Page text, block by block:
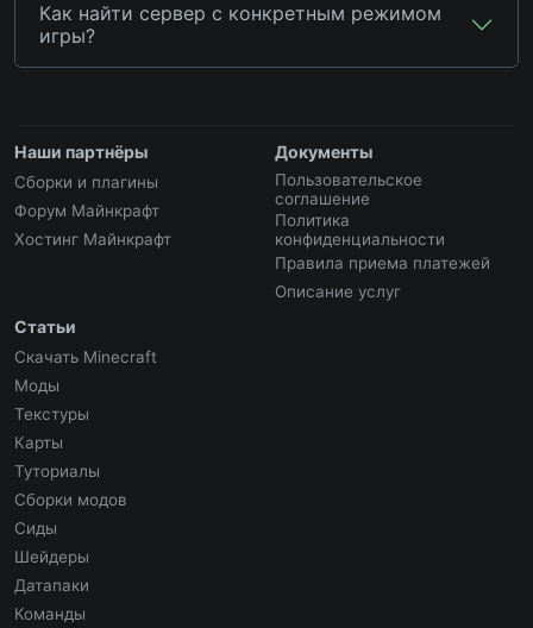
Как найти сервер с конкретным режимом
игры?
Наши партнёры
Сборки и плагины
Форум Майнкрафт
Хостинг Майнкрафт
Документы
Пользовательское
соглашение
Политика
конфиденциальности
Правила приема платежей
Описание услуг
Статьи
Скачать Minecraft
Моды
Текстуры
Карты
Туториалы
Сборки модов
Сиды
Шейдеры
Датапаки
Команды